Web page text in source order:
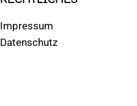
Impressum
Datenschutz